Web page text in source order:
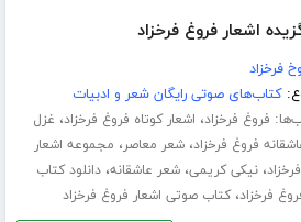
اشعار فروغ فرخزاد
فرخزاد
کتاب‌های صوتی رایگان شعر و ادبیات
فروغ فرخزاد، اشعار کوتاه فروغ فرخزاد، غزل
فروغ فرخزاد،شعر معاصر، مجموعه اشعار
،نیکی کریمی،شعر عاشقانه،دانلود کتاب
فرخزاد،کتاب صوتی اشعار فروغ فرخزاد